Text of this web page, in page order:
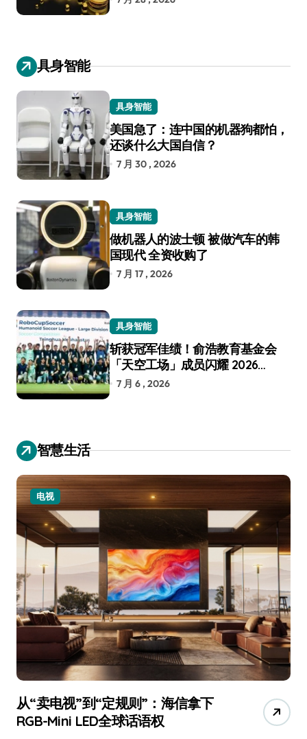
具身智能
具身智能
美国急了：连中国的机器狗都怕，
还谈什么大国自信？
7 月 30 , 2026
具身智能
做机器人的波士顿 被做汽车的韩
国现代 全资收购了
7 月 17 , 2026
具身智能
斩获冠军佳绩！俞浩教育基金会
「天空工场」成员闪耀 2026
RoboCup 机器人世界杯
7 月 6 , 2026
智慧生活
电视
从“卖电视”到“定规则”：海信拿下
RGB-Mini LED全球话语权